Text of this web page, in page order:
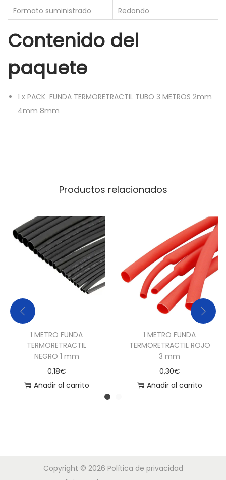
B
O
3
M
E
m
8
m
n
t
i
d
Formato suministrado
Redondo
Contenido del
paquete
1 x PACK FUNDA TERMORETRACTIL TUBO 3 METROS 2mm
4mm 8mm
Productos relacionados
1 METRO FUNDA
TERMORETRACTIL
NEGRO 1 mm
0,18€
Añadir al carrito
1 METRO FUNDA
TERMORETRACTIL ROJO
3 mm
0,30€
Añadir al carrito
Copyright © 2026 Política de privacidad